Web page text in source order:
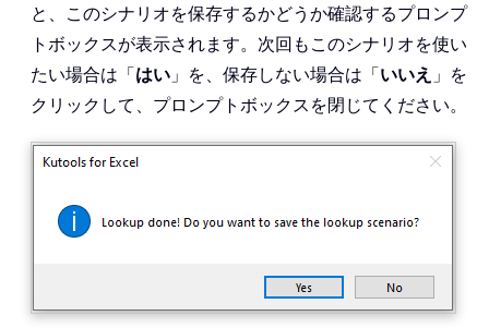
と、このシナリオを保存するかどうか確認するプロンプ
トボックスが表示されます。次回もこのシナリオを使い
たい場合は「はい 」を、保存しない場合は「いいえ 」を
クリックして、プロンプトボックスを閉じてください。